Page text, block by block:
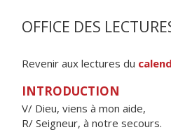
OFFICE DES
Revenir aux lectures du
INTRODUCTION
V/ Dieu, viens à mon aide,
R/ Seigneur, à notre secours.